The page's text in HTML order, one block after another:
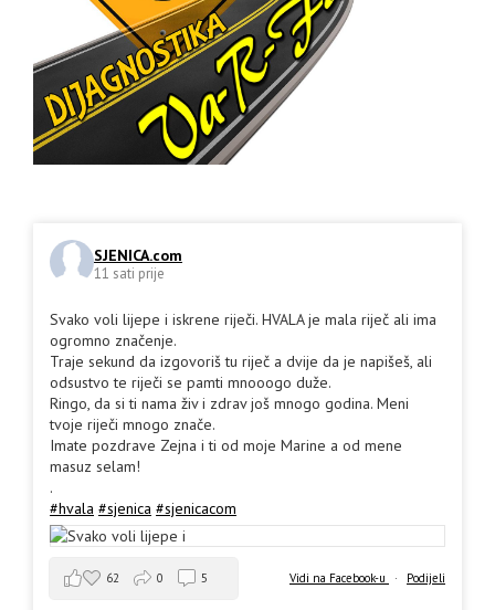
SJENICA.com
11 sati prije
Svako voli lijepe i iskrene riječi. HVALA je mala riječ ali ima
ogromno značenje.
Traje sekund da izgovoriš tu riječ a dvije da je napišeš, ali
odsustvo te riječi se pamti mnooogo duže.
Ringo, da si ti nama živ i zdrav još mnogo godina. Meni
tvoje riječi mnogo znače.
Imate pozdrave Zejna i ti od moje Marine a od mene
masuz selam!
.
#hvala #sjenica #sjenicacom
Vidi na Facebook-u · Podijeli
62 0 5